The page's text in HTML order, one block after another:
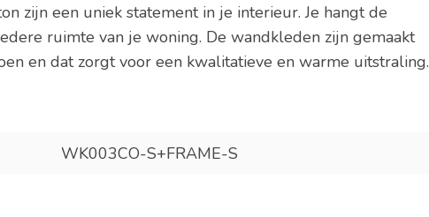
zijn een uniek statement in je interieur. Je hangt de
ruimte van je woning. De wandkleden zijn gemaakt
en dat zorgt voor een kwalitatieve en warme uitstraling.
WK003CO-S+FRAME-S